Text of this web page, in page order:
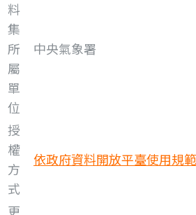
料
集
所
屬
單
位
中央氣象署
授
權
方
式
依政府資料開放平臺使用規範
更